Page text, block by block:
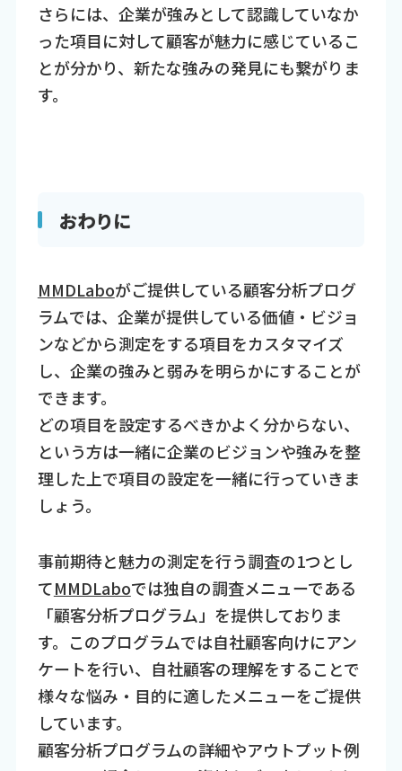
さらには、企業が強みとして認識していなか
った項目に対して顧客が魅力に感じているこ
とが分かり、新たな強みの発見にも繋がりま
す。
おわりに
MMDLaboがご提供している顧客分析プログ
ラムでは、企業が提供している価値・ビジョ
ンなどから測定をする項目をカスタマイズ
し、企業の強みと弱みを明らかにすることが
できます。
どの項目を設定するべきかよく分からない、
という方は一緒に企業のビジョンや強みを整
理した上で項目の設定を一緒に行っていきま
しょう。
事前期待と魅力の測定を行う調査の1つとし
てMMDLaboでは独自の調査メニューである
「顧客分析プログラム」を提供しておりま
す。このプログラムでは自社顧客向けにアン
ケートを行い、自社顧客の理解をすることで
様々な悩み・目的に適したメニューをご提供
しています。
顧客分析プログラムの詳細やアウトプット例